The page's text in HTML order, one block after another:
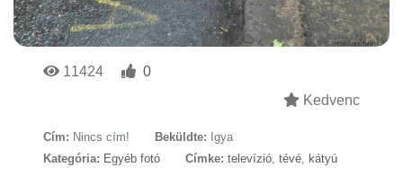
11424
0
Kedvenc
Cím: Nincs cím! Beküldte: Igya
Kategória: Egyéb fotó Címke: televízió, tévé, kátyú